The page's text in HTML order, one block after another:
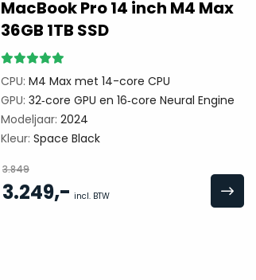
MacBook Pro 14 inch M4 Max
36GB 1TB SSD
CPU: M4 Max met 14-core CPU
GPU: 32‑core GPU en 16‑core Neural Engine
Modeljaar: 2024
Kleur: Space Black
3.849
3.249,- incl. BTW